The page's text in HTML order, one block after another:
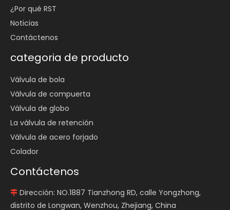
¿Por qué RST
Noticias
Contáctenos
categoria de producto
Válvula de bola
Válvula de compuerta
Válvula de globo
La válvula de retención
Válvula de acero forjado
Colador
Contáctenos
 Dirección: NO.1887 Tianzhong RD, calle Yongzhong,
distrito de Longwan, Wenzhou, Zhejiang, China